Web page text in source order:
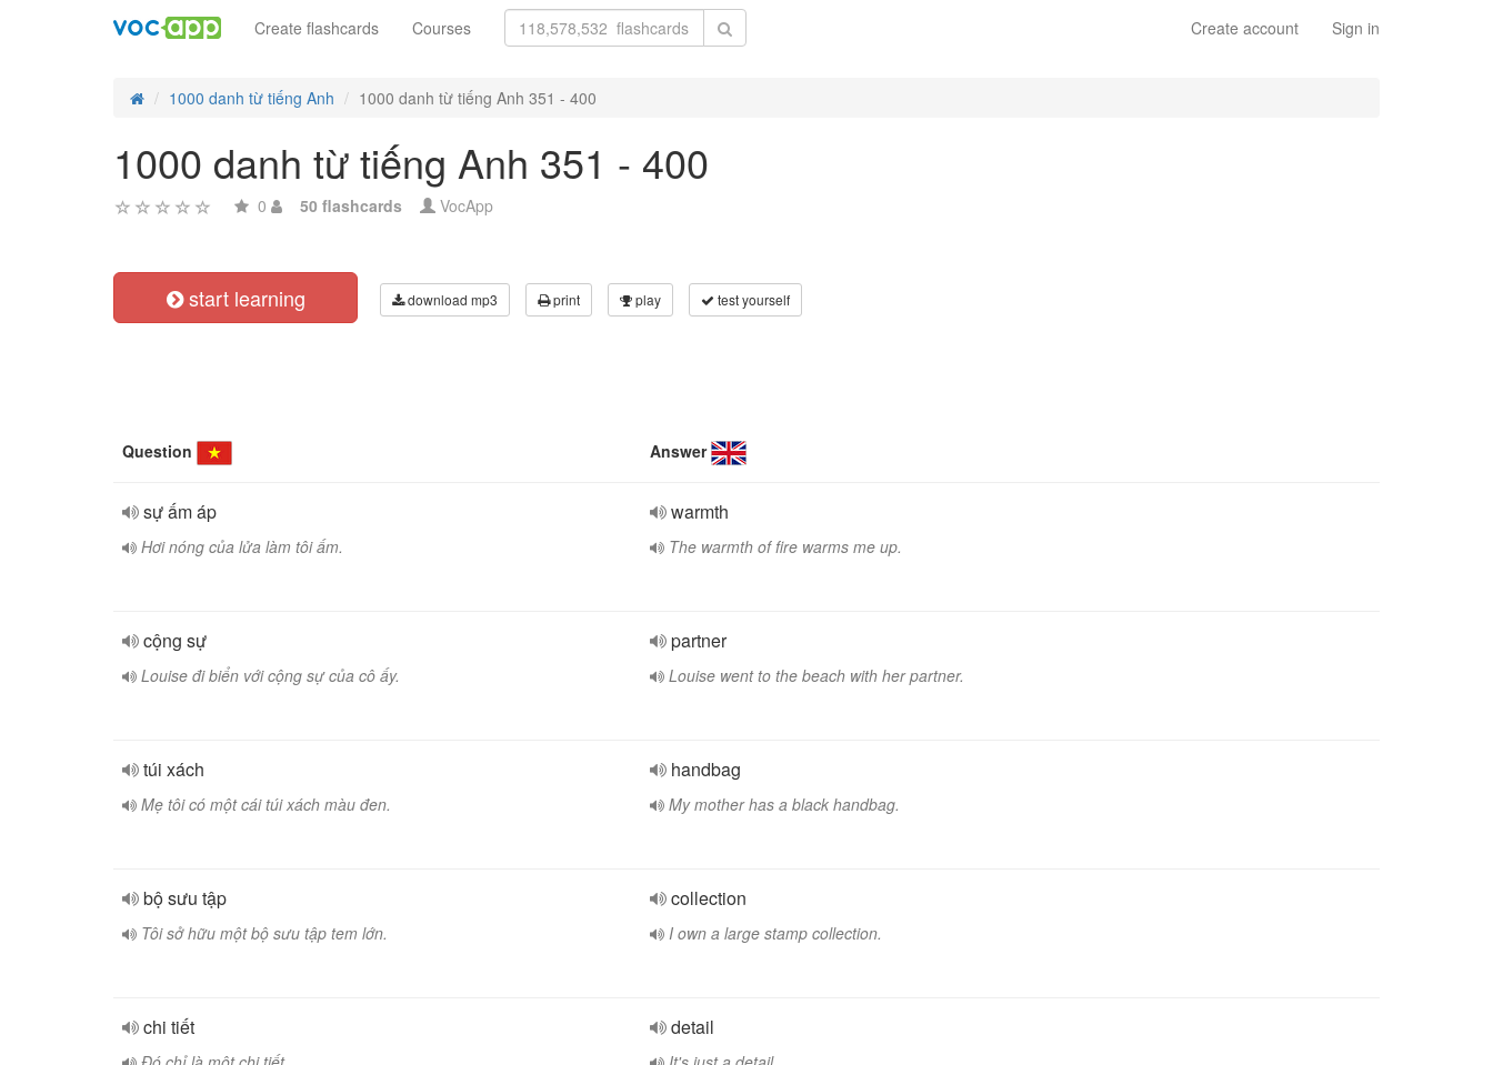
Create account Sign in
Create flashcards Courses
1000 danh từ tiếng Anh 1000 danh từ tiếng Anh 351 - 400
1000 danh từ tiếng Anh 351 - 400
0 50 flashcards VocApp
start learning download mp3 print play test yourself
Question Answer
sự ấm áp
Hơi nóng của lửa làm tôi ấm.
warmth
The warmth of fire warms me up.
cộng sự
Louise đi biển với cộng sự của cô ấy.
partner
Louise went to the beach with her partner.
túi xách
Mẹ tôi có một cái túi xách màu đen.
handbag
My mother has a black handbag.
bộ sưu tập
Tôi sở hữu một bộ sưu tập tem lớn.
collection
I own a large stamp collection.
chi tiết detail